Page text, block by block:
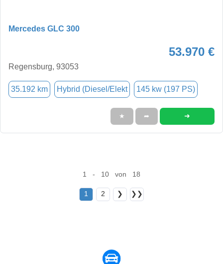
Mercedes GLC 300
53.970 €
Regensburg, 93053
35.192 km Hybrid (Diesel/Elekt 145 kw (197 PS)
★ ➦ ➜
1 - 10 von 18
1 2 ❯ ❯❯